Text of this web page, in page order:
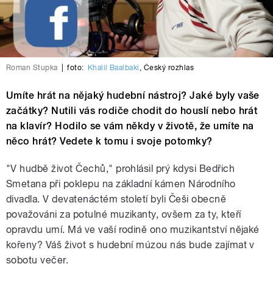
Roman Stupka foto: Khalil Baalbaki , Český rozhlas
Umíte hrát na nějaký hudební nástroj? Jaké byly vaše
začátky? Nutili vás rodiče chodit do houslí nebo hrát
na klavír? Hodilo se vám někdy v životě, že umíte na
něco hrát? Vedete k tomu i svoje potomky?
"V hudbě život Čechů," prohlásil prý kdysi Bedřich
Smetana při poklepu na základní kámen Národního
divadla. V devatenáctém století byli Češi obecně
považováni za potulné muzikanty, ovšem za ty, kteří
opravdu umí. Má ve vaší rodině ono muzikantství nějaké
kořeny? Váš život s hudební múzou nás bude zajímat v
sobotu večer.